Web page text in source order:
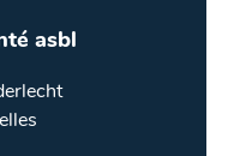
asbl